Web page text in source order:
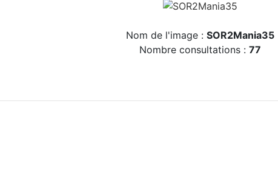
Nom de l'image : SOR2Mania35
Nombre consultations : 77